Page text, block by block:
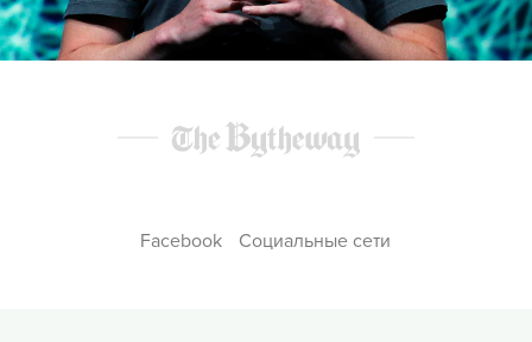
Facebook Социальные сети